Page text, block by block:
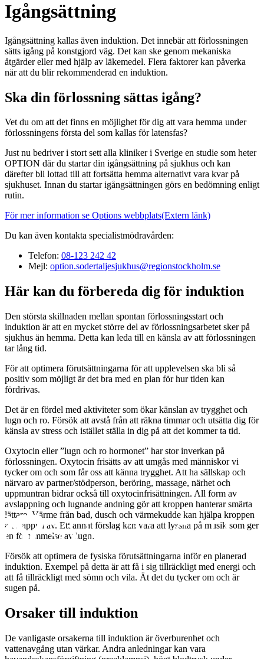
Igångsättning
Igångsättning kallas även induktion. Det innebär att förlossningen
sätts igång på konstgjord väg. Det kan ske genom mekaniska
åtgärder eller med hjälp av läkemedel. Flera faktorer kan påverka
när att du blir rekommenderad en induktion.
Ska din förlossning sättas igång?
Vet du om att det finns en möjlighet för dig att vara hemma under
förlossningens första del som kallas för latensfas?
Just nu bedriver i stort sett alla kliniker i Sverige en studie som heter
OPTION där du startar din igångsättning på sjukhus och kan
därefter bli lottad till att fortsätta hemma alternativt vara kvar på
sjukhuset. Innan du startar igångsättningen görs en bedömning enligt
rutin.
För mer information se Options webbplats(Extern länk)
Du kan även kontakta specialistmödravården:
Telefon: 08-123 242 42
Mejl: option.sodertaljesjukhus@regionstockholm.se
Här kan du förbereda dig för induktion
Den största skillnaden mellan spontan förlossningsstart och
induktion är att en mycket större del av förlossningsarbetet sker på
sjukhus än hemma. Detta kan leda till en känsla av att förlossningen
tar lång tid.
För att optimera förutsättningarna för att upplevelsen ska bli så
positiv som möjligt är det bra med en plan för hur tiden kan
fördrivas.
Det är en fördel med aktiviteter som ökar känslan av trygghet och
lugn och ro. Försök att avstå från att räkna timmar och utsätta dig för
känsla av stress och istället ställa in dig på att det kommer ta tid.
Oxytocin eller ”lugn och ro hormonet” har stor inverkan på
förlossningen. Oxytocin frisätts av att umgås med människor vi
tycker om och som får oss att känna trygghet. Att ha sällskap och
närvaro av partner/stödperson, beröring, massage, närhet och
uppmuntran bidrar också till oxytocinfrisättningen. All form av
avslappning och lugnande andning gör att kroppen hanterar smärta
lättare. Värme från bad, dusch och värmekudde kan hjälpa kroppen
att slappna av. Ett annat förslag kan vara att lyssna på musik som ger
en förnimmelse av lugn.
Försök att optimera de fysiska förutsättningarna inför en planerad
induktion. Exempel på detta är att få i sig tillräckligt med energi och
att få tillräckligt med sömn och vila. Ät det du tycker om och är
sugen på.
Orsaker till induktion
De vanligaste orsakerna till induktion är överburenhet och
vattenavgång utan värkar. Andra anledningar kan vara